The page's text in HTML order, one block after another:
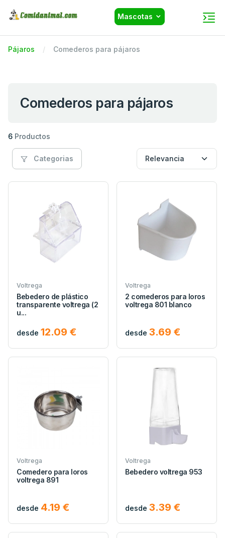
Mascotas
Pájaros Comederos para pájaros
Comederos para pájaros
6 Productos
Categorias
Voltrega
Bebedero de plástico
transparente voltrega (2
u...
desde 12.09 €
Voltrega
2 comederos para loros
voltrega 801 blanco
desde 3.69 €
Voltrega
Comedero para loros
voltrega 891
desde 4.19 €
Voltrega
Bebedero voltrega 953
desde 3.39 €